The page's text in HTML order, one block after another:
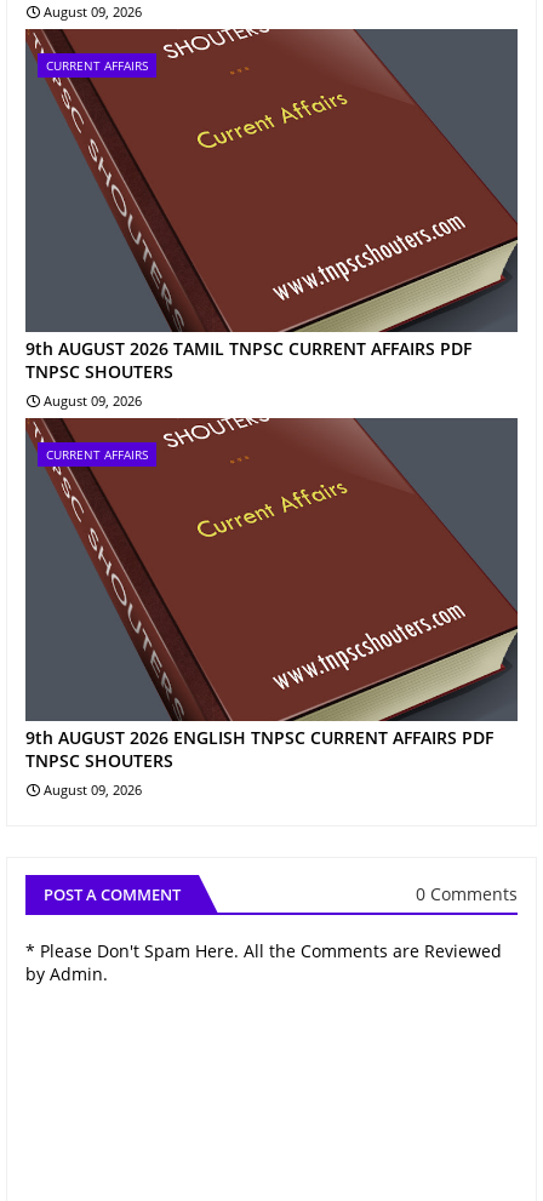
August 09, 2026
CURRENT AFFAIRS
9th AUGUST 2026 TAMIL TNPSC CURRENT AFFAIRS PDF
TNPSC SHOUTERS
August 09, 2026
CURRENT AFFAIRS
9th AUGUST 2026 ENGLISH TNPSC CURRENT AFFAIRS PDF
TNPSC SHOUTERS
August 09, 2026
POST A COMMENT 0 Comments
* Please Don't Spam Here. All the Comments are Reviewed
by Admin.